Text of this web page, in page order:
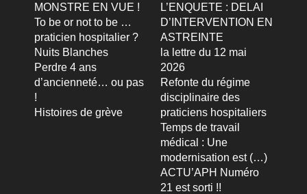
MONSTRE EN VUE !
To be or not to be …
praticien hospitalier ?
Nuits Blanches
Perdre 4 ans
d’ancienneté… ou pas
!
Histoires de grève
L’ENQUETE : DELAI
D’INTERVENTION EN
ASTREINTE
la lettre du 12 mai
2026
Refonte du régime
disciplinaire des
praticiens hospitaliers
Temps de travail
médical : Une
modernisation est (…)
ACTU’APH Numéro
21 est sorti !!